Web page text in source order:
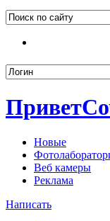
Привет
Новые
Веб камеры
Реклама
Написать